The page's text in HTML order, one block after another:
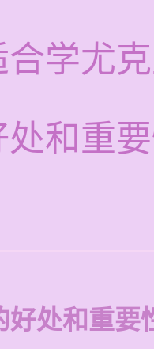
学尤
和重
好处和重要